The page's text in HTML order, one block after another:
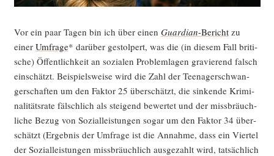
Vor ein paar Tagen bin ich über einen Guar­di­an-Berichtzu
einer Umfra­ge* dar­über gestol­pert, was die (in die­sem Fall bri­ti­
sche) Öffent­lich­keit an sozia­len Pro­blem­la­gen gra­vie­rend falsch
ein­schätzt. Bei­spiels­wei­se wird die Zahl der Teen­ager­schwan­
ger­schaf­ten um den Fak­tor 25 über­schätzt, die sin­ken­de Kri­mi­
na­li­täts­ra­te fälsch­lich als stei­gend bewer­tet und der miss­bräuch­
li­che Bezug von Sozi­al­leis­tun­gen sogar um den Fak­tor 34 über­
schätzt (Ergeb­nis der Umfra­ge ist die Annah­me, dass ein Vier­tel
der Sozi­al­leis­tun­gen miss­bräuch­lich aus­ge­zahlt wird, tat­säch­lich